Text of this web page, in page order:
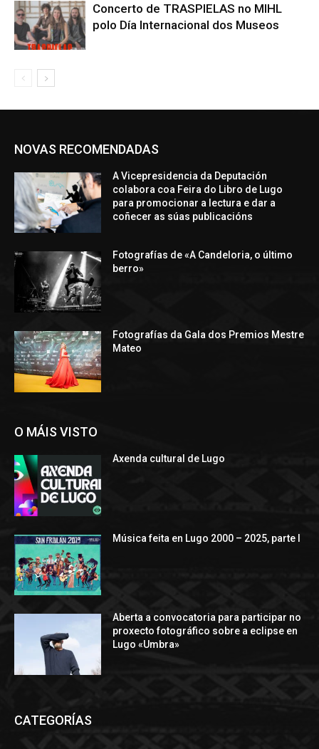
Concerto de TRASPIELAS no MIHL
polo Día Internacional dos Museos
NOVAS RECOMENDADAS
A Vicepresidencia da Deputación
colabora coa Feira do Libro de Lugo
para promocionar a lectura e dar a
coñecer as súas publicacións
Fotografías de «A Candeloria, o último
berro»
Fotografías da Gala dos Premios Mestre
Mateo
O MÁIS VISTO
Axenda cultural de Lugo
Música feita en Lugo 2000 – 2025, parte I
Aberta a convocatoria para participar no
proxecto fotográfico sobre a eclipse en
Lugo «Umbra»
CATEGORÍAS